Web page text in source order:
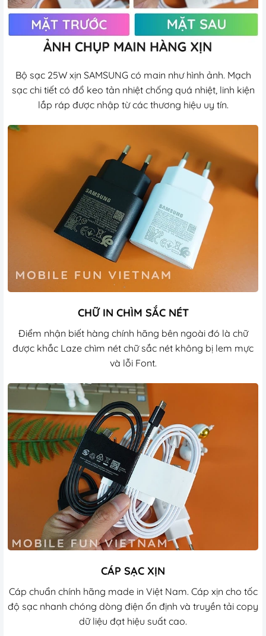
Bộ sạc 25W xịn SAMSUNG có main như hình ảnh. Mạch
sạc chi tiết có đổ keo tản nhiệt chống quá nhiệt, linh kiện
lắp ráp được nhập từ các thương hiệu uy tín.
CHỮ IN CHÌM SẮC NÉT
Điểm nhận biết hàng chính hãng bên ngoài đó là chữ
được khắc Laze chìm nét chữ sắc nét không bị lem mực
và lỗi Font.
CÁP SẠC XỊN
Cáp chuẩn chính hãng made in Việt Nam. Cáp xịn cho tốc
độ sạc nhanh chóng dòng điện ổn định và truyền tải copy
dữ liệu đạt hiệu suất cao.